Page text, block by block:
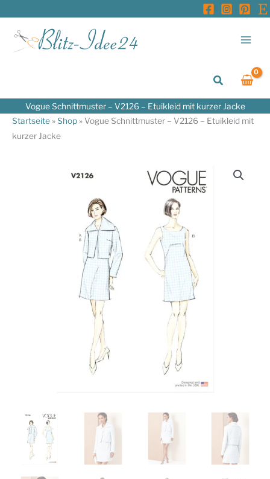
springen
Suchen
Vogue Schnittmuster – V2126 – Etuikleid mit kurzer Jacke
Startseite »Shop »Vogue Schnittmuster – V2126 – Etuikleid mit
kurzer Jacke